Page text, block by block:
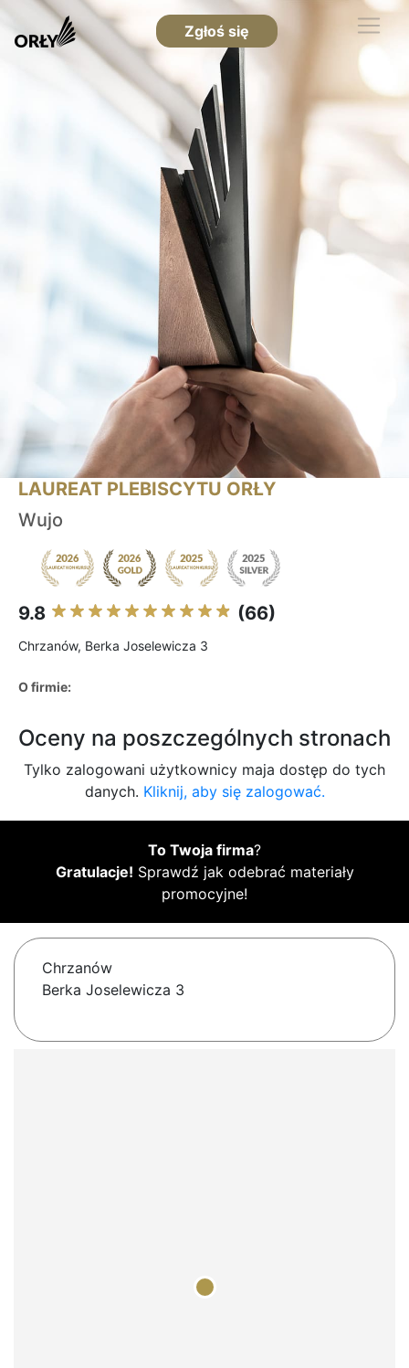
Zgłoś się
LAUREAT PLEBISCYTU ORŁY
Wujo
9.8 (66)
Chrzanów, Berka Joselewicza 3
O firmie:
Oceny na poszczególnych stronach
Tylko zalogowani użytkownicy maja dostęp do tych
danych. Kliknij, aby się zalogować.
To Twoja firma?
Gratulacje! Sprawdź jak odebrać materiały
promocyjne!
Chrzanów
Berka Joselewicza 3